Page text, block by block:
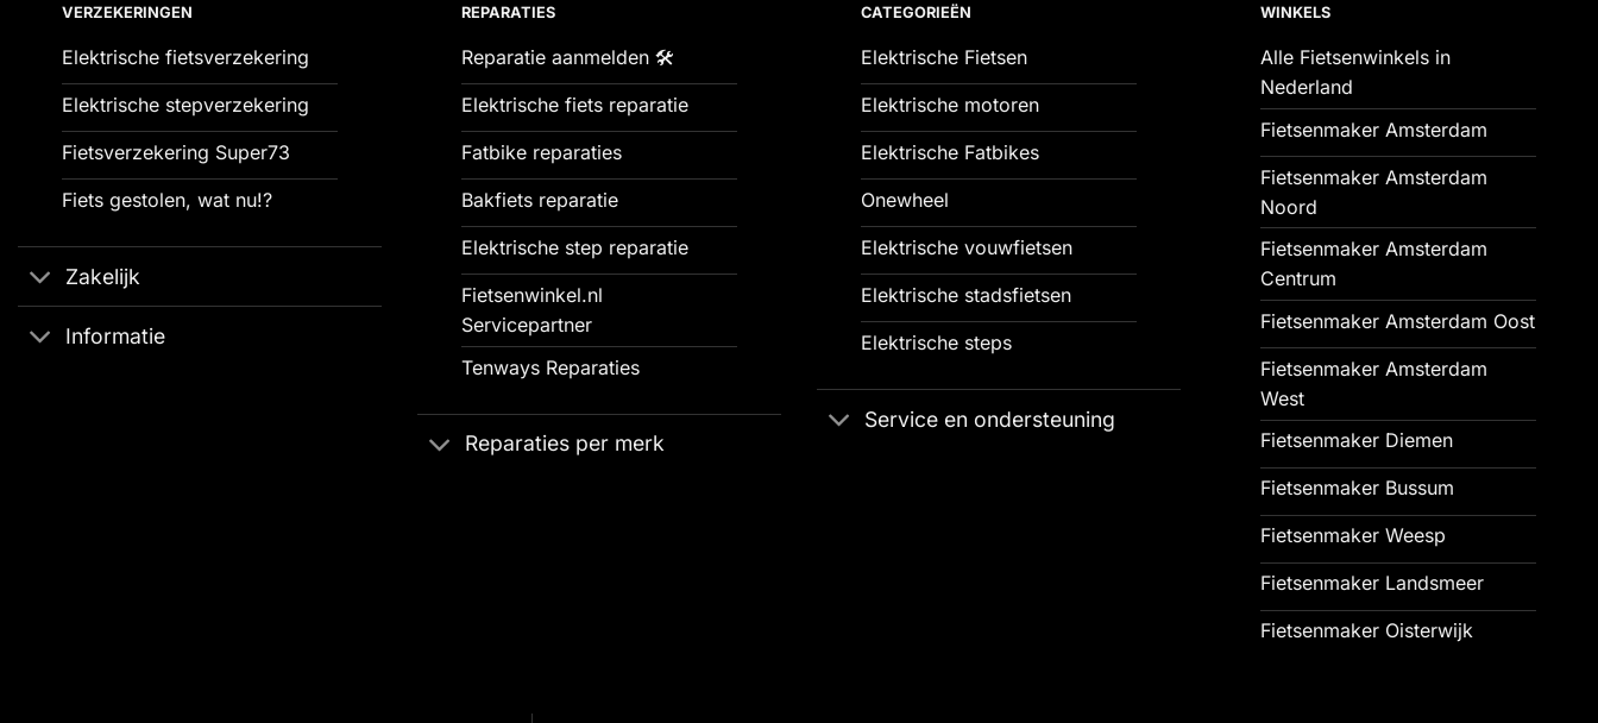
VERZEKERINGEN
Elektrische fietsverzekering
Elektrische stepverzekering
Fietsverzekering Super73
Fiets gestolen, wat nu!?
Zakelijk
Informatie
REPARATIES
Reparatie aanmelden 🛠️
Elektrische fiets reparatie
Fatbike reparaties
Bakfiets reparatie
Elektrische step reparatie
Fietsenwinkel.nl
Servicepartner
Tenways Reparaties
Reparaties per merk
CATEGORIEËN
Elektrische Fietsen
Elektrische motoren
Elektrische Fatbikes
Onewheel
Elektrische vouwfietsen
Elektrische stadsfietsen
Elektrische steps
Service en ondersteuning
WINKELS
Alle Fietsenwinkels in
Nederland
Fietsenmaker Amsterdam
Fietsenmaker Amsterdam
Noord
Fietsenmaker Amsterdam
Centrum
Fietsenmaker Amsterdam Oost
Fietsenmaker Amsterdam
West
Fietsenmaker Diemen
Fietsenmaker Bussum
Fietsenmaker Weesp
Fietsenmaker Landsmeer
Fietsenmaker Oisterwijk